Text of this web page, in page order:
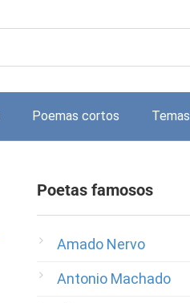
Poemas cortos Temas
Poetas famosos
Amado Nervo
Antonio Machado